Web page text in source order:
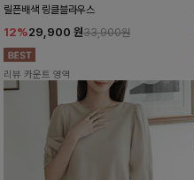
릴픈배색 링클블라우스
12%29,900 원33,900원
리뷰 카운트 영역